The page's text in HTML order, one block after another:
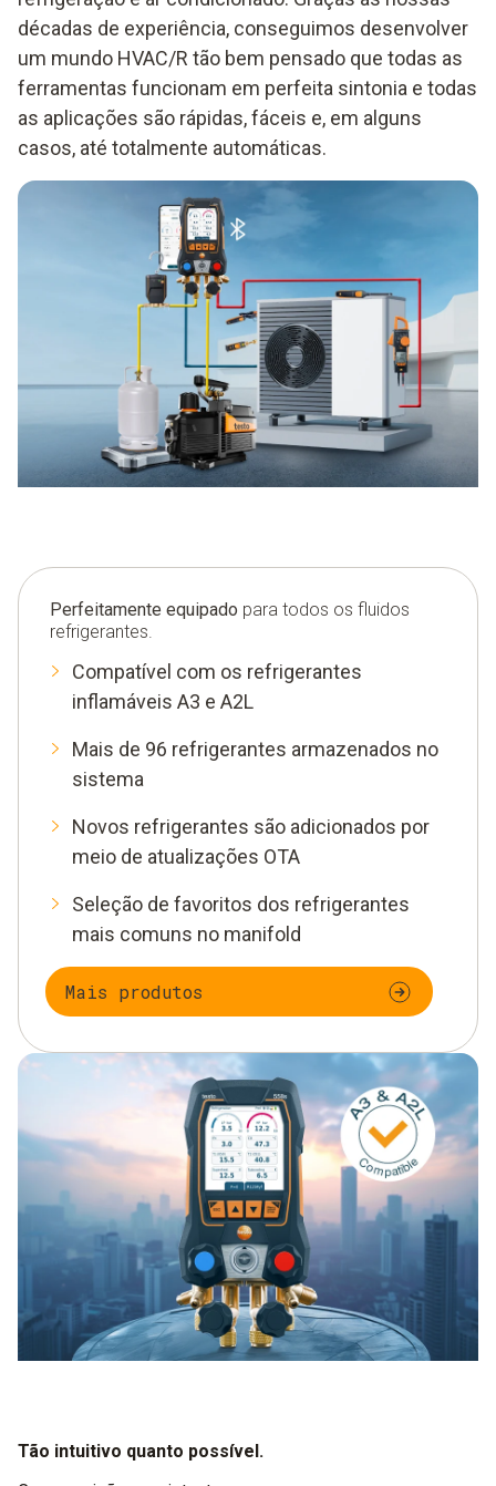
décadas de experiência, conseguimos desenvolver
um mundo HVAC/R tão bem pensado que todas as
ferramentas funcionam em perfeita sintonia e todas
as aplicações são rápidas, fáceis e, em alguns
casos, até totalmente automáticas.
Perfeitamente equipado para todos os fluidos
refrigerantes.
Compatível com os refrigerantes
inflamáveis A3 e A2L
Mais de 96 refrigerantes armazenados no
sistema
Novos refrigerantes são adicionados por
meio de atualizações OTA
Seleção de favoritos dos refrigerantes
mais comuns no manifold
Mais produtos
Tão intuitivo quanto possível.